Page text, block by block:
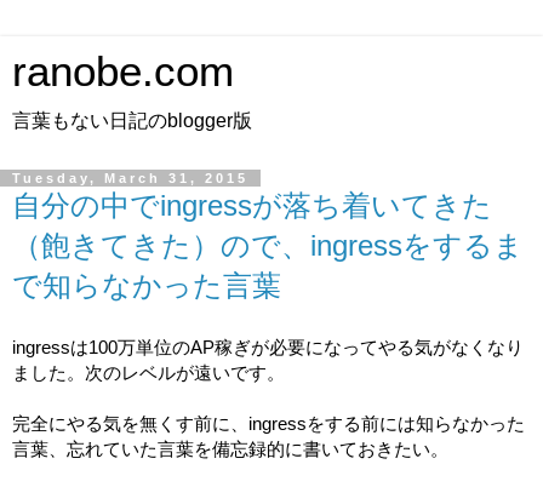
ranobe.com
言葉もない日記のblogger版
Tuesday, March 31, 2015
自分の中でingressが落ち着いてきた
（飽きてきた）ので、ingressをするま
で知らなかった言葉
ingressは100万単位のAP稼ぎが必要になってやる気がなくなり
ました。次のレベルが遠いです。
完全にやる気を無くす前に、ingressをする前には知らなかった
言葉、忘れていた言葉を備忘録的に書いておきたい。